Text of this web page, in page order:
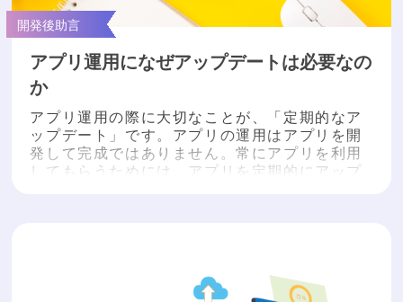
開発後助言
アプリ運用になぜアップデートは必要なの
か
アプリ運用の際に大切なことが、「定期的なア
ップデート」です。アプリの運用はアプリを開
発して完成ではありません。常にアプリを利用
してもらうためには、アプリを定期的にアップ
もっと読む »